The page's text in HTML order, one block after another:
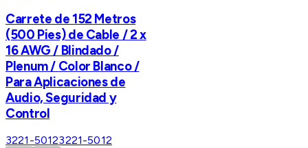
Carrete de 152 Metros
(500 Pies) de Cable / 2 x
16 AWG / Blindado /
Plenum / Color Blanco /
Para Aplicaciones de
Audio, Seguridad y
Control
3221-50123221-5012